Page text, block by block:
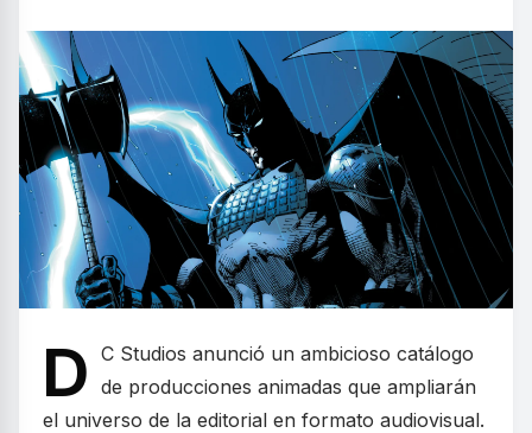
D C Studios anunció un ambicioso catálogo
de producciones animadas que ampliarán
el universo de la editorial en formato audiovisual.